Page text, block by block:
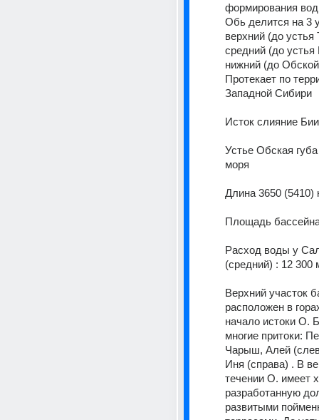
формирования
Обь делится на 3
верхний (до устья
средний (до
нижний (до
Протекает по
Западной Сибири
Исток слияние
Устье Обская губа
моря
Длина 3650 (5410)
Расход воды у
(средний) : 12 300
Верхний участок
расположен в
начало истоки О.
многие притоки:
Чарыш, Алей
Иня (справа) . В
течении О. имеет
разработанную
развитыми